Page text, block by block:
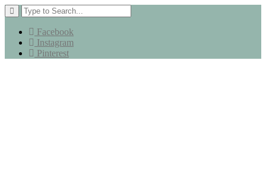
Facebook
Instagram
Pinterest